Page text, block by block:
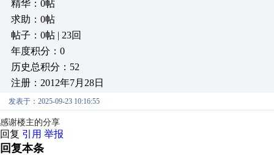
精华：0帖
求助：0帖
帖子：0帖 | 23回
年度积分：0
历史总积分：52
注册：2012年7月28日
发表于：2025-09-23 10:16:55
感谢楼主的分享
回复 引用 举报
回复本条